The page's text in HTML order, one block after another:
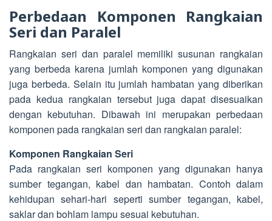
Perbedaan Komponen Rangkaian
Seri dan Paralel
Rangkaian seri dan paralel memiliki susunan rangkaian
yang berbeda karena jumlah komponen yang digunakan
juga berbeda. Selain itu jumlah hambatan yang diberikan
pada kedua rangkaian tersebut juga dapat disesuaikan
dengan kebutuhan. Dibawah ini merupakan perbedaan
komponen pada rangkaian seri dan rangkaian paralel:
Komponen Rangkaian Seri
Pada rangkaian seri komponen yang digunakan hanya
sumber tegangan, kabel dan hambatan. Contoh dalam
kehidupan sehari-hari seperti sumber tegangan, kabel,
saklar dan bohlam lampu sesuai kebutuhan.